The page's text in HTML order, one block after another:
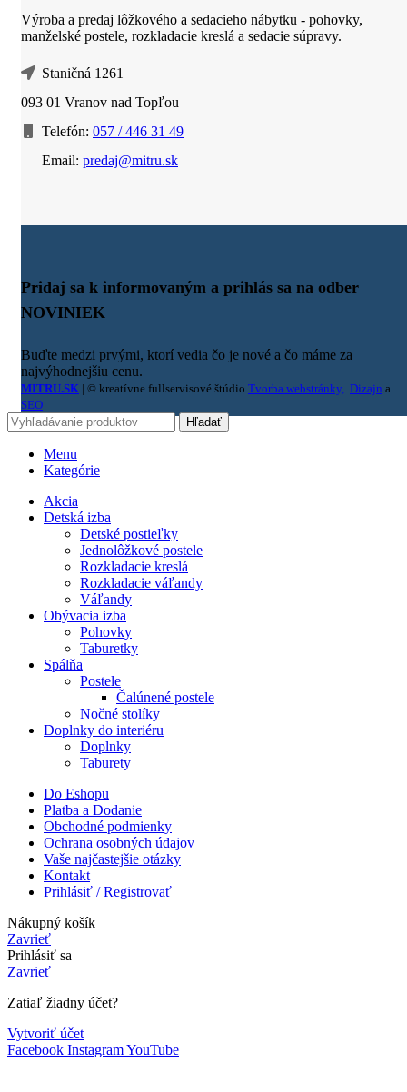
Výroba a predaj lôžkového a sedacieho nábytku - pohovky,
manželské postele, rozkladacie kreslá a sedacie súpravy.
Staničná 1261
093 01 Vranov nad Topľou
Telefón: 057 / 446 31 49
Email: predaj@mitru.sk
Pridaj sa k informovaným a prihlás sa na odber
NOVINIEK
Buďte medzi prvými, ktorí vedia čo je nové a čo máme za
najvýhodnejšiu cenu.
MITRU.SK | © kreatívne fullservisové štúdio Tvorba webstránky, Dizajn a
SEO
Hľadať
Menu
Kategórie
Akcia
Detská izba
Detské postieľky
Jednolôžkové postele
Rozkladacie kreslá
Rozkladacie váľandy
Váľandy
Obývacia izba
Pohovky
Taburetky
Spálňa
Postele
Čalúnené postele
Nočné stolíky
Doplnky do interiéru
Doplnky
Taburety
Do Eshopu
Platba a Dodanie
Obchodné podmienky
Ochrana osobných údajov
Vaše najčastejšie otázky
Kontakt
Prihlásiť / Registrovať
Nákupný košík
Zavrieť
Prihlásiť sa
Zavrieť
Zatiaľ žiadny účet?
Vytvoriť účet
Facebook InstagramYouTube